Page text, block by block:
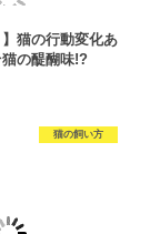
】猫の行動変化あ
の醍醐味!?
猫の飼い方